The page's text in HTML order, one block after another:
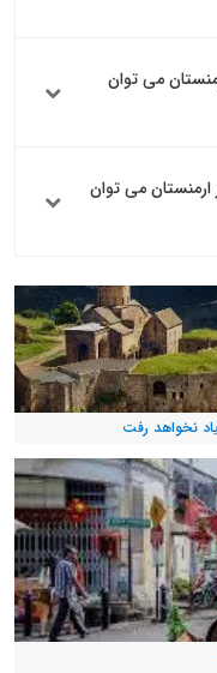
می توان
می توان
نخواهد رفت